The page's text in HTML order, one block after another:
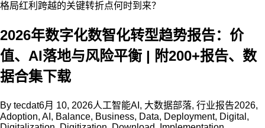
格局红利跨越的关键转折点何时到来？
2026年数字化数智化转型趋势报告：价
值、AI落地与风险平衡 | 附200+报告、数
据合集下载
By tecdat6月 10, 2026人工智能AI , 大数据部落, 行业报告2026,
Adoption, AI , Balance, Business, Data, Deployment, Digital ,